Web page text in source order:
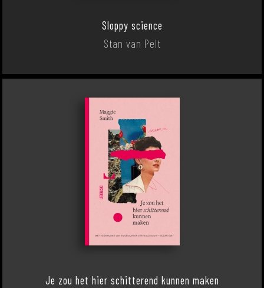
Sloppy science
Stan van Pelt
Je zou het hier schitterend kunnen maken